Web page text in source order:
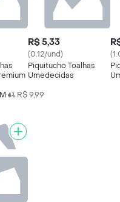
R$ 5,33
(0.12/und)
Piquitucho Toalhas
Umedecidas
• R$ 9,99